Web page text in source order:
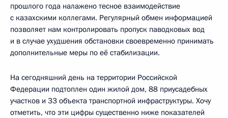
прошлого года налажено тесное взаимодействие
с казахскими коллегами. Регулярный обмен информацией
позволяет нам контролировать пропуск паводковых вод
и в случае ухудшения обстановки своевременно принимать
дополнительные меры по её стабилизации.
На сегодняшний день на территории Российской
Федерации подтоплен один жилой дом, 88 приусадебных
участков и 33 объекта транспортной инфраструктуры. Хочу
отметить, что эти цифры существенно ниже показателей